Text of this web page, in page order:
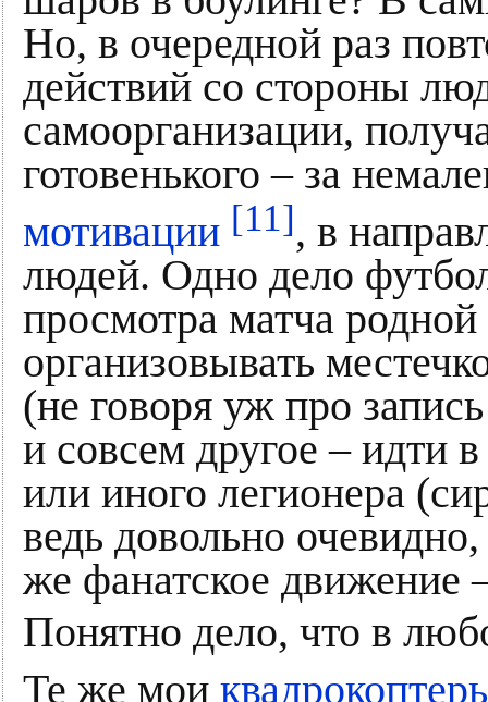
Но, в очередной раз
действий со стороны
самоорганизации,
готовенького – за
мотивации [11], в
людей. Одно дело
просмотра матча
организовывать
(не говоря уж про
и совсем другое – идти
или иного легионера
ведь довольно
же фанатское
Понятно дело, что в
Те же мои